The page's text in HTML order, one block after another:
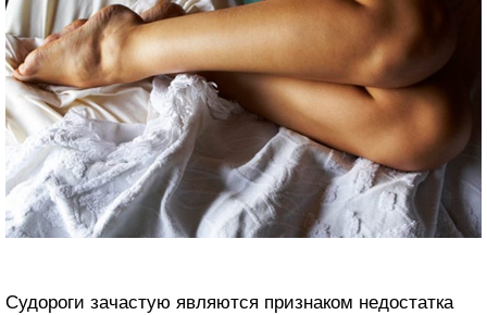
Судороги зачастую являются признаком недостатка